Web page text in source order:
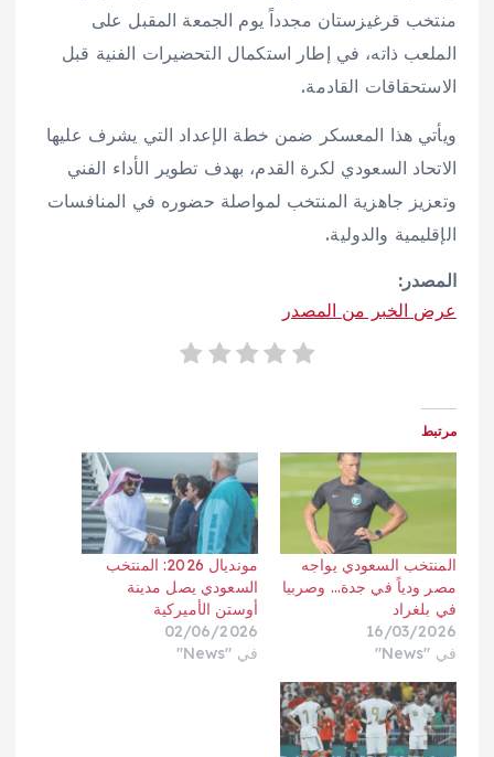
منتخب قرغيزستان مجدداً يوم الجمعة المقبل على
الملعب ذاته، في إطار استكمال التحضيرات الفنية قبل
الاستحقاقات القادمة.
ويأتي هذا المعسكر ضمن خطة الإعداد التي يشرف عليها
الاتحاد السعودي لكرة القدم، بهدف تطوير الأداء الفني
وتعزيز جاهزية المنتخب لمواصلة حضوره في المنافسات
الإقليمية والدولية.
المصدر:
عرض الخبر من المصدر
مرتبط
المنتخب السعودي يواجه
مصر ودياً في جدة… وصربيا
في بلغراد
16/03/2026
في "News"
مونديال 2026: المنتخب
السعودي يصل مدينة
أوستن الأميركية
02/06/2026
في "News"